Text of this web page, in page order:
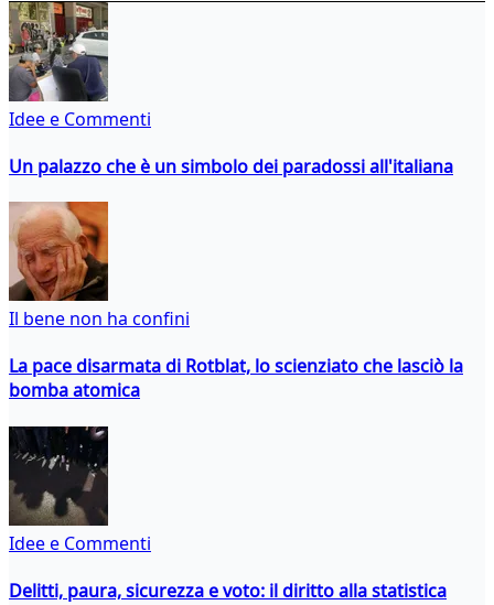
Idee e Commenti
Un palazzo che è un simbolo dei paradossi all'italiana
Il bene non ha confini
La pace disarmata di Rotblat, lo scienziato che lasciò la
bomba atomica
Idee e Commenti
Delitti, paura, sicurezza e voto: il diritto alla statistica